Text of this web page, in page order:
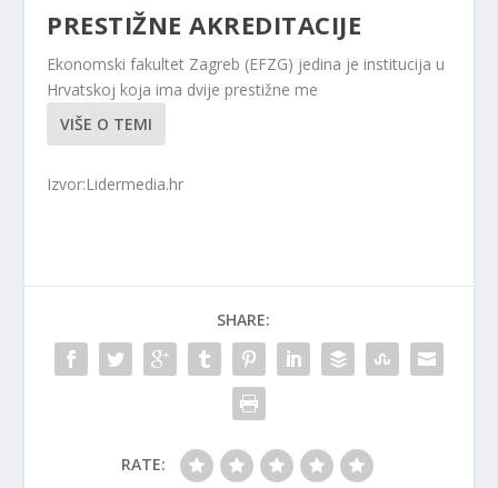
PRESTIŽNE AKREDITACIJE
Ekonomski fakultet Zagreb (EFZG) jedina je institucija u
Hrvatskoj koja ima dvije prestižne me
VIŠE O TEMI
Izvor:Lidermedia.hr
SHARE:
RATE: